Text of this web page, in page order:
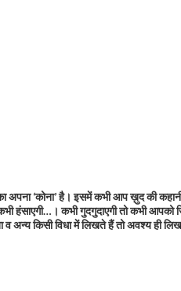
अपना ‘कोना’ है। इसमें कभी आप ख़ुद की
हंसाएगी…। कभी गुदगुदाएगी तो कभी आपको
व अन्य किसी विधा में लिखते हैं तो अवश्य ही